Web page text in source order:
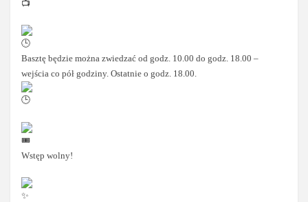
Basztę będzie można zwiedzać od godz. 10.00 do godz. 18.00 –
wejścia co pół godziny. Ostatnie o godz. 18.00.
Wstęp wolny!